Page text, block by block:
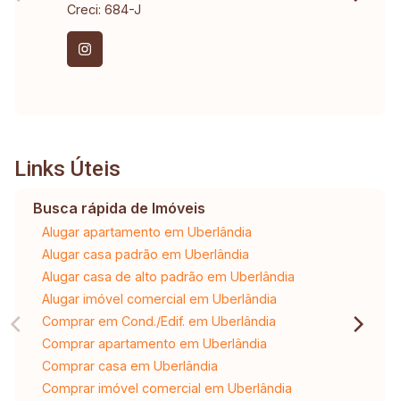
Creci: 684-J
Links Úteis
Busca rápida de Imóveis
Alugar apartamento em Uberlândia
Alugar casa padrão em Uberlândia
Alugar casa de alto padrão em Uberlândia
Alugar imóvel comercial em Uberlândia
Comprar em Cond./Edif. em Uberlândia
Comprar apartamento em Uberlândia
Comprar casa em Uberlândia
Comprar imóvel comercial em Uberlândia